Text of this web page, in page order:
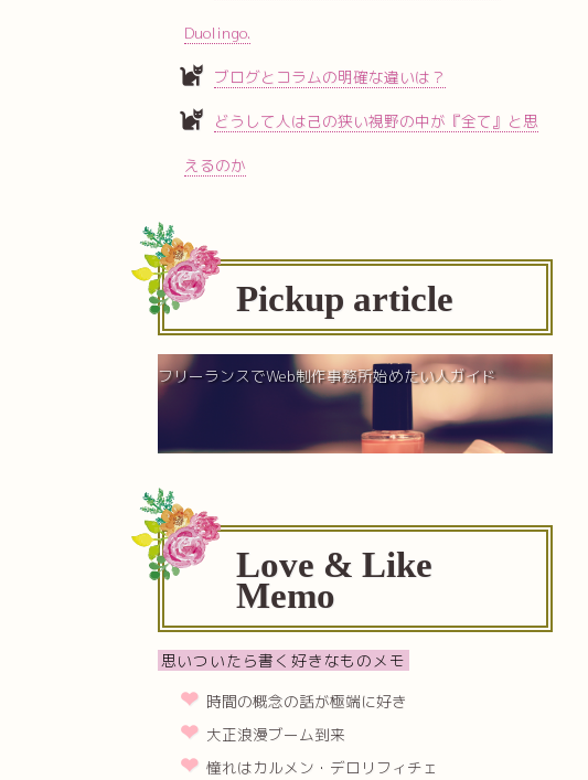
Duolingo.
ブログとコラムの明確な違いは？
どうして人は己の狭い視野の中が『全て』と思
えるのか
Pickup article
フリーランスでWeb制作事務所始めたい人ガイド
Love & Like
Memo
思いついたら書く好きなものメモ
時間の概念の話が極端に好き
大正浪漫ブーム到来
憧れはカルメン・デロリフィチェ